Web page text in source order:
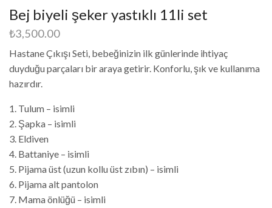
Bej biyeli şeker yastıklı 11li set
₺3,500.00
Hastane Çıkışı Seti, bebeğinizin ilk günlerinde ihtiyaç
duyduğu parçaları bir araya getirir. Konforlu, şık ve kullanıma
hazırdır.
1. Tulum – isimli
2. Şapka – isimli
3. Eldiven
4. Battaniye – isimli
5. Pijama üst (uzun kollu üst zıbın) – isimli
6. Pijama alt pantolon
7. Mama önlüğü – isimli